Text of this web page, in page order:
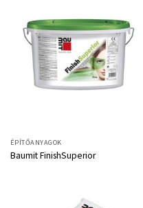
ÉPÍTŐANYAGOK
Baumit FinishSuperior